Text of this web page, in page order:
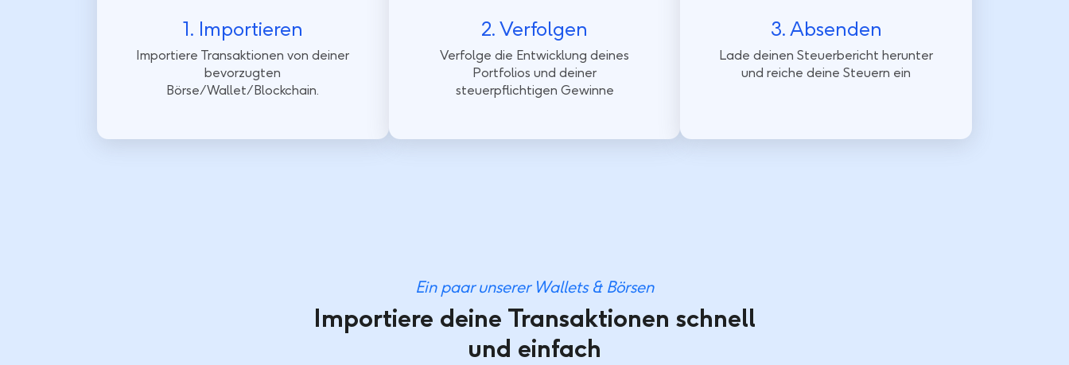
1. Importieren
Importiere Transaktionen von deiner
bevorzugten
Börse/Wallet/Blockchain.
2. Verfolgen
Verfolge die Entwicklung deines
Portfolios und deiner
steuerpflichtigen Gewinne
3. Absenden
Lade deinen Steuerbericht herunter
und reiche deine Steuern ein
Ein paar unserer Wallets & Börsen
Importiere deine Transaktionen schnell
und einfach